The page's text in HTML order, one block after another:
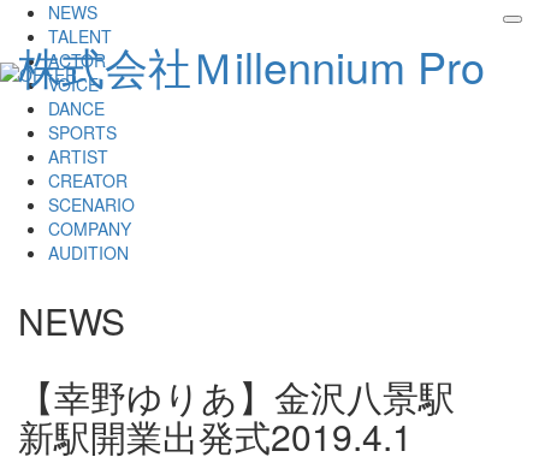
株式会社Ｍillennium Pro
NEWS
TALENT
ACTOR
VOICE
DANCE
SPORTS
ARTIST
CREATOR
SCENARIO
COMPANY
AUDITION
NEWS
【幸野ゆりあ】金沢八景駅
新駅開業出発式2019.4.1